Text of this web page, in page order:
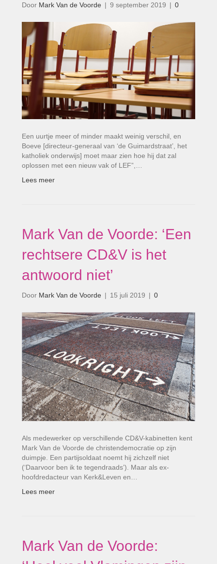
Door Mark Van de Voorde | 9 september 2019 | 0
Een uurtje meer of minder maakt weinig verschil, en
Boeve [directeur-generaal van ‘de Guimardstraat’, het
katholiek onderwijs] moet maar zien hoe hij dat zal
oplossen met een nieuw vak of LEF”,…
Lees meer
Mark Van de Voorde: ‘Een
rechtsere CD&V is het
antwoord niet’
Door Mark Van de Voorde | 15 juli 2019 | 0
Als medewerker op verschillende CD&V-kabinetten kent
Mark Van de Voorde de christendemocratie op zijn
duimpje. Een partijsoldaat noemt hij zichzelf niet
(‘Daarvoor ben ik te tegendraads’). Maar als ex-
hoofdredacteur van Kerk&Leven en…
Lees meer
Mark Van de Voorde: